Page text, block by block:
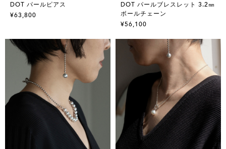
DOT パールピアス
¥63,800
DOT パールブレスレット 3.2㎜
ボールチェーン
¥56,100